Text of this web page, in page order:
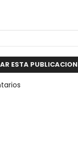
ESTA PUBLICACION